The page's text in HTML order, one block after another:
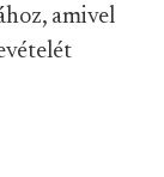
amivel